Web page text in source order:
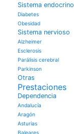
Sistema endocrino
Diabetes
Obesidad
Sistema nervioso
Alzheimer
Esclerosis
Parálisis cerebral
Parkinson
Otras
Prestaciones
Dependencia
Andalucía
Aragón
Asturias
Baleares